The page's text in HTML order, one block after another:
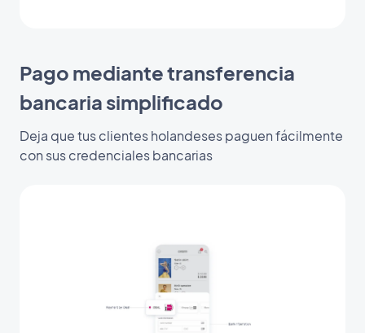
Pago mediante transferencia
bancaria simplificado
Deja que tus clientes holandeses paguen fácilmente
con sus credenciales bancarias